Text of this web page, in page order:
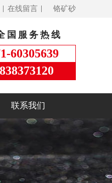
铬矿砂
在线留言
国服务热线
60305639
联系我们